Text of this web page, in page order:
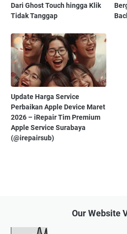
Dari Ghost Touch hingga Klik
Tidak Tanggap
Update Harga Service
Perbaikan Apple Device Maret
2026 – iRepair Tim Premium
Apple Service Surabaya
(@irepairsub)
Our Website